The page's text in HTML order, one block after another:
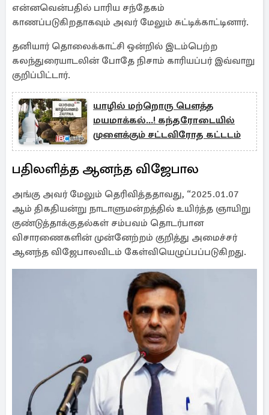
என்னவென்பதில் பாரிய சந்தேகம்
காணப்படுகிறதாகவும் அவர் மேலும் சுட்டிக்காட்டினார்.
தனியார் தொலைக்காட்சி ஒன்றில் இடம்பெற்ற
கலந்துரையாடலின் போதே நிசாம் காரியப்பர் இவ்வாறு
குறிப்பிட்டார்.
யாழில் மற்றொரு பௌத்த
மயமாக்கல்...! கந்தரோடையில்
முளைக்கும் சட்டவிரோத கட்டடம்
பதிலளித்த ஆனந்த விஜேபால
அங்கு அவர் மேலும் தெரிவித்ததாவது, “2025.01.07
ஆம் திகதியன்று நாடாளுமன்றத்தில் உயிர்த்த ஞாயிறு
குண்டுத்தாக்குதல்கள் சம்பவம் தொடர்பான
விசாரணைகளின் முன்னேற்றம் குறித்து அமைச்சர்
ஆனந்த விஜேபாலவிடம் கேள்வியெழுப்பப்படுகிறது.